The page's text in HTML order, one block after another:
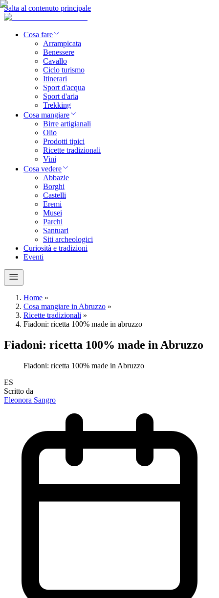
Salta al contenuto principale
Cosa fare
Arrampicata
Benessere
Cavallo
Ciclo turismo
Itinerari
Sport d'acqua
Sport d'aria
Trekking
Cosa mangiare
Birre artigianali
Olio
Prodotti tipici
Ricette tradizionali
Vini
Cosa vedere
Abbazie
Borghi
Castelli
Eremi
Musei
Parchi
Santuari
Siti archeologici
Curiosità e tradizioni
Eventi
Home »
Cosa mangiare in Abruzzo »
Ricette tradizionali »
Fiadoni: ricetta 100% made in abruzzo
Fiadoni: ricetta 100% made in Abruzzo
Fiadoni: ricetta 100% made in Abruzzo
ES
Scritto da
Eleonora Sangro